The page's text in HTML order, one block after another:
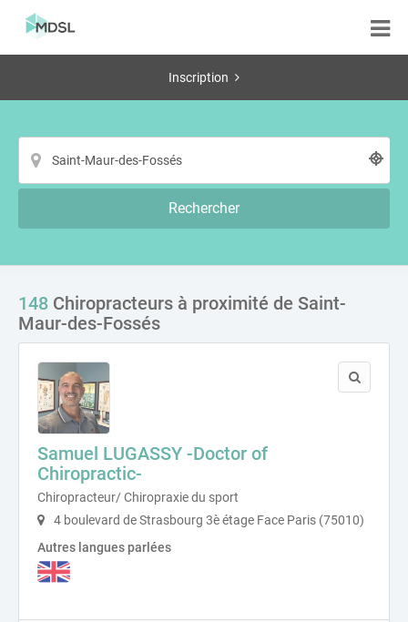
Inscription
Rechercher
148 Chiropracteurs à proximité de Saint-
Maur-des-Fossés
Samuel LUGASSY -Doctor of
Chiropractic-
Chiropracteur/ Chiropraxie du sport
4 boulevard de Strasbourg 3è étage Face Paris (75010)
Autres langues parlées